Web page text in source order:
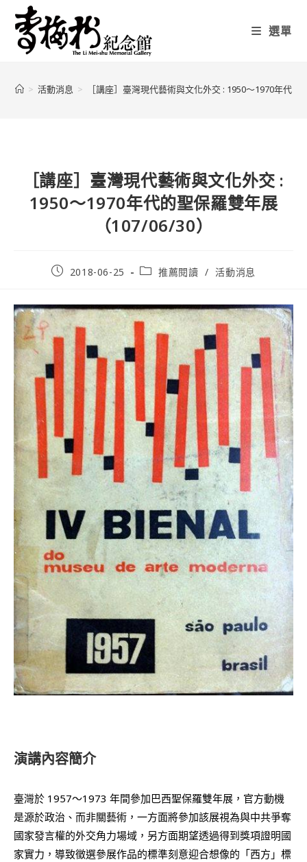
選單
> 活動消息 > ［講座］臺灣現代藝術與文化外交 : 1950～1970年代
［講座］臺灣現代藝術與文化外交 :
1950～1970年代的聖保羅雙年展
（107/06/30）
2018-06-25 推薦閱讀 / 活動消息
演講內容簡介
臺灣於 1957～1973 年間參加巴西聖保羅雙年展，官方動機
是源於政治、而非關藝術，一方面將參加該展視為與中共爭奪
國家發言權的外交角力場域，另方面期望透過得到獎項證明國
家實力，導致徵選參展作品的標準刻意迎合想像的「西方」標